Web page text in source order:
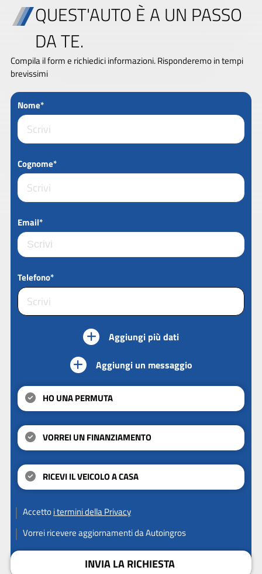
QUEST'AUTO È A UN PASSO
DA TE.
Compila il form e richiedici informazioni. Risponderemo in tempi
brevissimi
Nome*
Cognome*
Email*
Telefono*
Aggiungi più dati
Aggiungi un messaggio
HO UNA PERMUTA
VORREI UN FINANZIAMENTO
RICEVI IL VEICOLO A CASA
Accettoi termini della Privacy
Vorrei ricevere aggiornamenti da Autoingros
INVIA LA RICHIESTA